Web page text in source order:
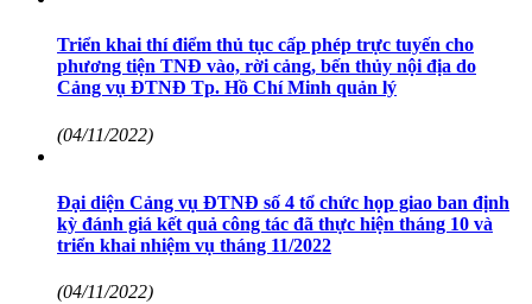
Triển khai thí điểm thủ tục cấp phép trực tuyến cho
phương tiện TNĐ vào, rời cảng, bến thủy nội địa do
Cảng vụ ĐTNĐ Tp. Hồ Chí Minh quản lý
(04/11/2022)
Đại diện Cảng vụ ĐTNĐ số 4 tổ chức họp giao ban định
kỳ đánh giá kết quả công tác đã thực hiện tháng 10 và
triển khai nhiệm vụ tháng 11/2022
(04/11/2022)